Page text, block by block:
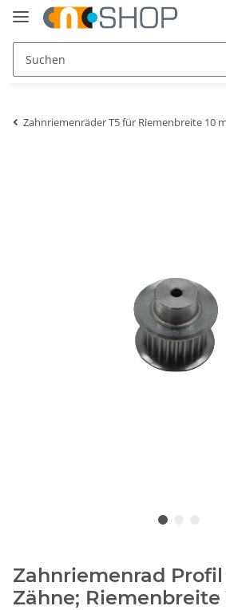
Zahnriemenräder T5 für Riemenbreite 10
Zahnriemenrad Profil
Zähne; Riemenbreite